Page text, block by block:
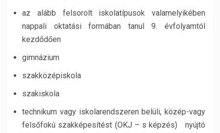
az alább felsorolt iskolatípusok valamelyikében
nappali oktatási formában tanul 9. évfolyamtól
kezdődően
gimnázium
szakközépiskola
szakiskola
technikum vagy iskolarendszeren belüli, közép-vagy
felsőfokú szakképesítést (OKJ – s képzés) nyújtó